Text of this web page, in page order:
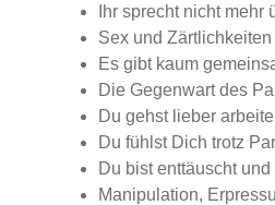
Ihr sprecht nicht
Sex und
Es gibt kaum
Die Gegenwart des
Du gehst lieber
Du fühlst Dich trotz
Du bist enttäuscht
Manipulation,